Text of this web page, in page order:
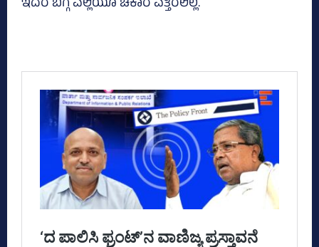
ಇದರ ಬಗ್ಗೆ ಎಲ್ಲಿಯೂ ಚಕಾರ ಎತ್ತಿರಲಿಲ್ಲ.